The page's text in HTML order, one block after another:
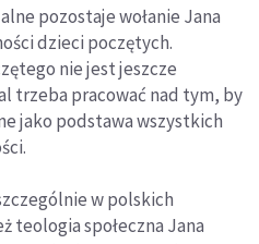
pozostaje wołanie Jana
dzieci poczętych.
nie jest jeszcze
trzeba pracować nad tym, by
jako podstawa wszystkich
w polskich
teologia społeczna Jana